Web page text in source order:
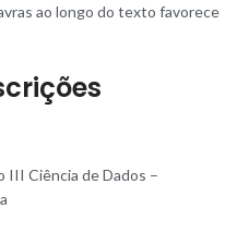
ao longo do texto favorece
III Ciência de Dados –